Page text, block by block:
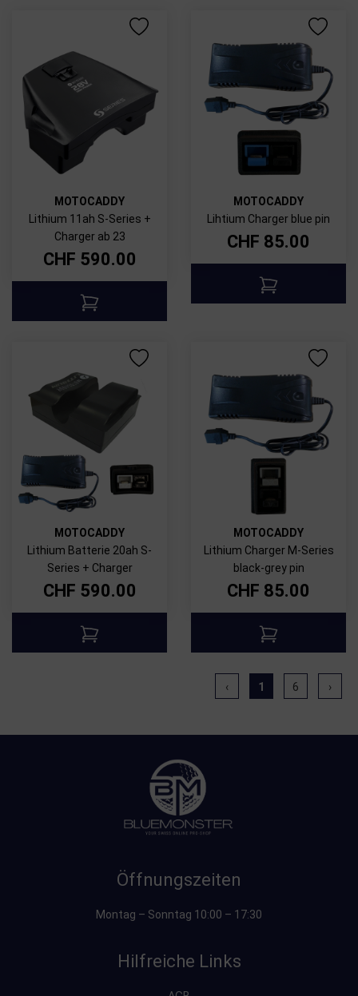
MOTOCADDY
Lithium 11ah S-Series +
Charger ab 23
CHF 590.00
MOTOCADDY
Lihtium Charger blue pin
CHF 85.00
MOTOCADDY
Lithium Batterie 20ah S-
Series + Charger
CHF 590.00
MOTOCADDY
Lithium Charger M-Series
black-grey pin
CHF 85.00
‹ 1 6 ›
Öffnungszeiten
Montag – Sonntag 10:00 – 17:30
Hilfreiche Links